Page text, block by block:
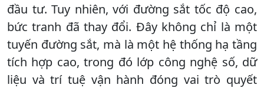
đầu tư. Tuy nhiên, với đường sắt tốc độ cao,
bức tranh đã thay đổi. Đây không chỉ là một
tuyến đường sắt, mà là một hệ thống hạ tầng
tích hợp cao, trong đó lớp công nghệ số, dữ
liệu và trí tuệ vận hành đóng vai trò quyết